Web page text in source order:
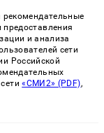
и анализа
сети
Российской
«СМИ2» (PDF),